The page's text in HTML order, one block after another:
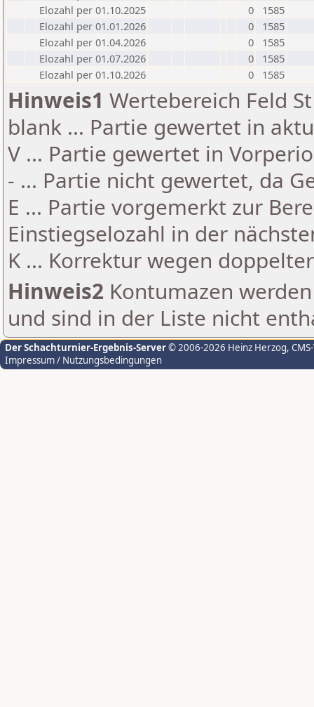
Elozahl per 01.10.2025
0
1585
Elozahl per 01.01.2026
0
1585
Elozahl per 01.04.2026
0
1585
Elozahl per 01.07.2026
0
1585
Elozahl per 01.10.2026
0 1585
Hinweis1 Wertebereich Feld
blank ... Partie gewertet in
V ... Partie gewertet in
- ... Partie nicht gewertet, da
E ... Partie vorgemerkt zur
Einstiegselozahl in der
K ... Korrektur wegen
Hinweis2 Kontumazen
und sind in der Liste nicht
Der Schachturnier-Ergebnis-Server© 2006-2026 Heinz Herzog,
Impressum / Nutzungsbedingungen